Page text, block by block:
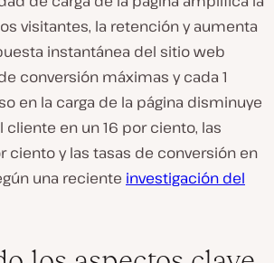
visitantes, la retención y aumenta
instantánea del sitio web
conversión máximas y cada 1
en la carga de la página disminuye
en un 16 por ciento, las
ciento y las tasas de conversión en
una reciente investigación del